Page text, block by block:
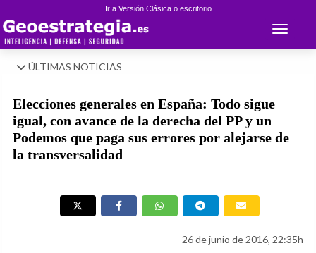
Ir a Versión Clásica o escritorio
Toggle
ÚLTIMAS NOTICIAS
Elecciones generales en España: Todo sigue
igual, con avance de la derecha del PP y un
Podemos que paga sus errores por alejarse de
la transversalidad
26 de junio de 2016, 22:35h